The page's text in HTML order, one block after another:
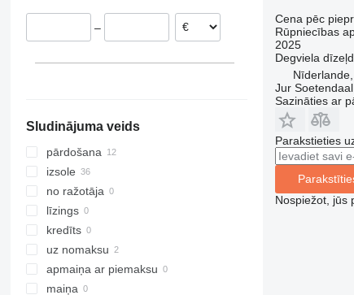
Polija
–
Sludinājuma veids
pārdošana
izsole
no ražotāja
līzings
kredīts
uz nomaksu
apmaiņa ar piemaksu
maiņa
Cena pēc
Rūpniecības
2025
Degviela
Jur Soetendaal
Sazināties ar
Parakstieties
Nospiežot, jūs